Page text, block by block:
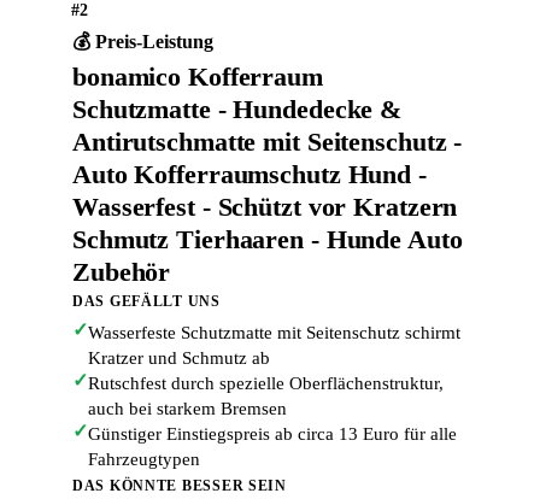
#2
💰 Preis-Leistung
bonamico Kofferraum
Schutzmatte - Hundedecke &
Antirutschmatte mit Seitenschutz -
Auto Kofferraumschutz Hund -
Wasserfest - Schützt vor Kratzern
Schmutz Tierhaaren - Hunde Auto
Zubehör
DAS GEFÄLLT UNS
✓Wasserfeste Schutzmatte mit Seitenschutz schirmt
Kratzer und Schmutz ab
✓Rutschfest durch spezielle Oberflächenstruktur,
auch bei starkem Bremsen
✓Günstiger Einstiegspreis ab circa 13 Euro für alle
Fahrzeugtypen
DAS KÖNNTE BESSER SEIN